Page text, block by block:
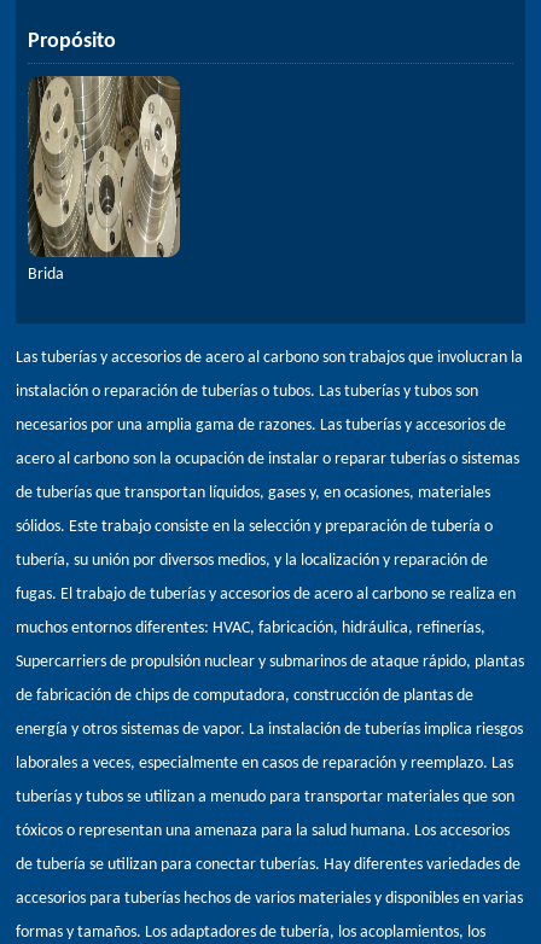
Propósito
Brida
Las tuberías y accesorios de acero al carbono son trabajos que involucran la
instalación o reparación de tuberías o tubos. Las tuberías y tubos son
necesarios por una amplia gama de razones. Las tuberías y accesorios de
acero al carbono son la ocupación de instalar o reparar tuberías o sistemas
de tuberías que transportan líquidos, gases y, en ocasiones, materiales
sólidos. Este trabajo consiste en la selección y preparación de tubería o
tubería, su unión por diversos medios, y la localización y reparación de
fugas. El trabajo de tuberías y accesorios de acero al carbono se realiza en
muchos entornos diferentes: HVAC, fabricación, hidráulica, refinerías,
Supercarriers de propulsión nuclear y submarinos de ataque rápido, plantas
de fabricación de chips de computadora, construcción de plantas de
energía y otros sistemas de vapor. La instalación de tuberías implica riesgos
laborales a veces, especialmente en casos de reparación y reemplazo. Las
tuberías y tubos se utilizan a menudo para transportar materiales que son
tóxicos o representan una amenaza para la salud humana. Los accesorios
de tubería se utilizan para conectar tuberías. Hay diferentes variedades de
accesorios para tuberías hechos de varios materiales y disponibles en varias
formas y tamaños. Los adaptadores de tubería, los acoplamientos, los